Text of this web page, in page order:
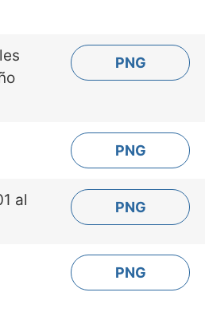
PNG
PNG
al
PNG
PNG